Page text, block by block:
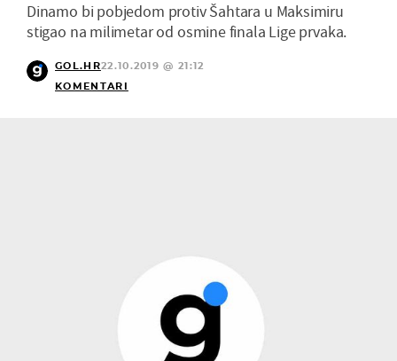
Dinamo bi pobjedom protiv Šahtara u Maksimiru
stigao na milimetar od osmine finala Lige prvaka.
GOL.HR22.10.2019 @ 21:12
KOMENTARI